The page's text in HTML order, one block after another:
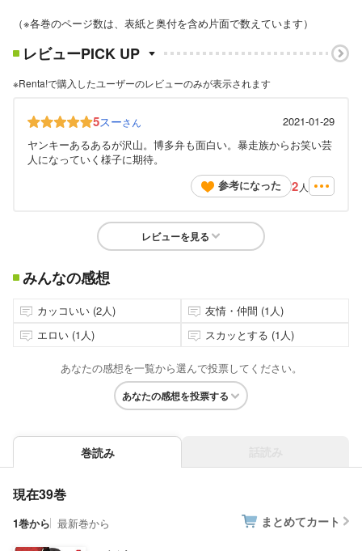
（※各巻のページ数は、表紙と奥付を含め片面で数えています）
レビューPICK UP
※Renta!で購入したユーザーのレビューのみが表示されます
5スーさん
2021-01-29
ヤンキーあるあるが沢山。博多弁も面白い。暴走族からお笑い芸
人になっていく様子に期待。
参考になった
2 人
レビューを見る
みんなの感想
カッコいい (2人)
友情・仲間 (1人)
エロい (1人)
スカッとする (1人)
あなたの感想を一覧から選んで投票してください。
あなたの感想を投票する
巻読み
現在39巻
1巻から 最新巻から まとめてカート